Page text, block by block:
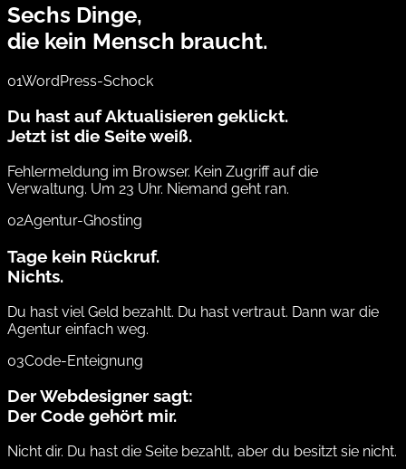
Sechs Dinge,
die kein Mensch braucht.
01WordPress-Schock
Du hast auf Aktualisieren geklickt.
Jetzt ist die Seite weiß.
Fehlermeldung im Browser. Kein Zugriff auf die
Verwaltung. Um 23 Uhr. Niemand geht ran.
02Agentur-Ghosting
Tage kein Rückruf.
Nichts.
Du hast viel Geld bezahlt. Du hast vertraut. Dann war die
Agentur einfach weg.
03Code-Enteignung
Der Webdesigner sagt:
Der Code gehört mir.
Nicht dir. Du hast die Seite bezahlt, aber du besitzt sie nicht.